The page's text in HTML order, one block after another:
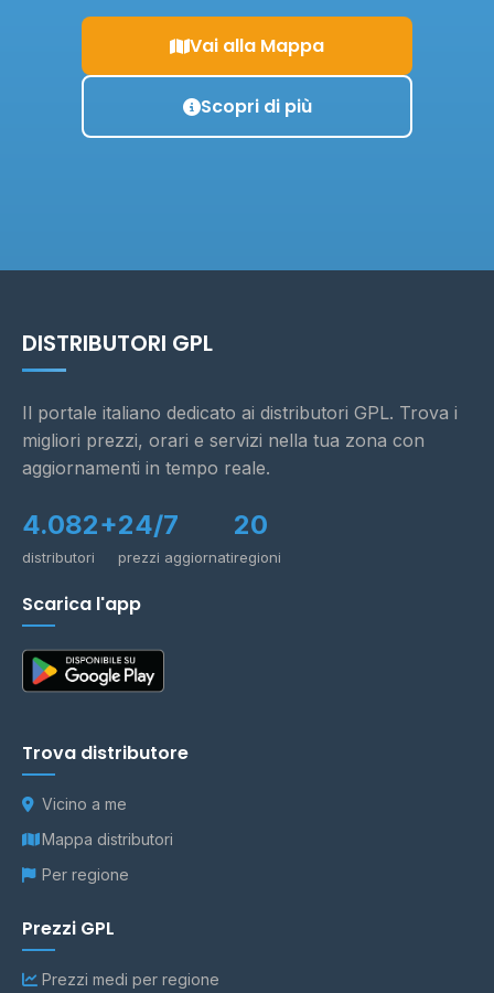
Vai alla Mappa
Scopri di più
DISTRIBUTORI GPL
Il portale italiano dedicato ai distributori GPL. Trova i
migliori prezzi, orari e servizi nella tua zona con
aggiornamenti in tempo reale.
4.082+
distributori
24/7
prezzi aggiornati
20
regioni
Scarica l'app
Trova distributore
Vicino a me
Mappa distributori
Per regione
Prezzi GPL
Prezzi medi per regione